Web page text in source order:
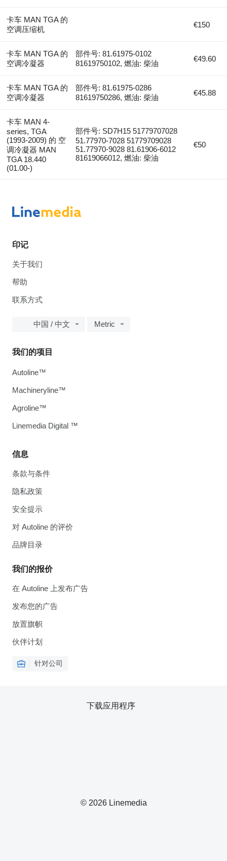
卡车 MAN TGA 的
空调压缩机
€150
卡车 MAN TGA 的
空调冷凝器
部件号: 81.61975-0102
81619750102, 燃油: 柴油
€49.60
卡车 MAN TGA 的
空调冷凝器
部件号: 81.61975-0286
81619750286, 燃油: 柴油
€45.88
卡车 MAN 4-
series, TGA
(1993-2009) 的 空
调冷凝器 MAN
TGA 18.440
(01.00-)
部件号: SD7H15 51779707028
51.77970-7028 51779709028
51.77970-9028 81.61906-6012
81619066012, 燃油: 柴油
€50
印记
关于我们
帮助
联系方式
中国 / 中文 Metric
信息
条款与条件
隐私政策
安全提示
对 Autoline 的评价
品牌目录
我们的报价
在 Autoline 上发布广告
发布您的广告
放置旗帜
伙伴计划
针对公司
我们的项目
Autoline™
Machineryline™
Agroline™
Linemedia Digital ™
© 2026 Linemedia
下载应用程序